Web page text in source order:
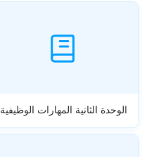
الوحدة الثانية المهارات الوظيفية